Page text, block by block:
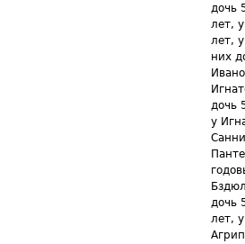
дочь
лет,
лет,
них
дочь
у
дочь
лет,